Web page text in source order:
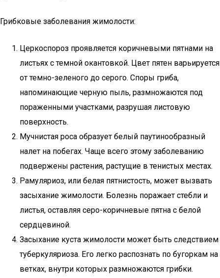
Грибковые заболевания жимолости:
Церкоспороз проявляется коричневыми пятнами на
листьях с темной окантовкой. Цвет пятен варьируется
от темно-зеленого до серого. Споры гриба,
напоминающие черную пыль, размножаются под
пораженными участками, разрушая листовую
поверхность.
Мучнистая роса образует белый паутинообразный
налет на побегах. Чаще всего этому заболеванию
подвержены растения, растущие в тенистых местах.
Рамуляриоз, или белая пятнистость, может вызвать
засыхание жимолости. Болезнь поражает стебли и
листья, оставляя серо-коричневые пятна с белой
сердцевиной.
Засыхание куста жимолости может быть следствием
туберкуляриоза. Его легко распознать по бугоркам на
ветках, внутри которых размножаются грибки.